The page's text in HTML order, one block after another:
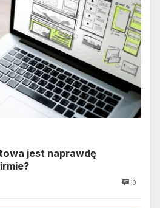
jest naprawdę
0